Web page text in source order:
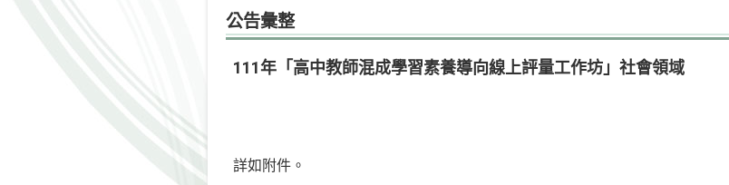
公告彙整
111年「高中教師混成學習素養導向線上評量工作坊」社會領域
詳如附件。